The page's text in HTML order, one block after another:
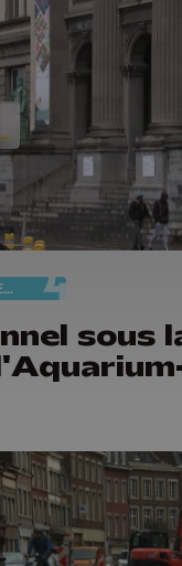
AMÉNAGEMENT DU TERRITOIRE
sous